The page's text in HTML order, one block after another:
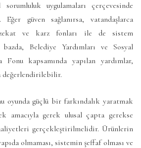
uygulamaları çerçevesinde
Eğer güven sağlanırsa, vatandaşlarca
zekat ve karz fonları ile de sistem
Belediye Yardımları ve Sosyal
Fonu kapsamında yapılan yardımlar,
değerlendirilebilir.
oyunda güçlü bir farkındalık yaratmak
amacıyla gerek ulusal çapta gerekse
gerçekleştirilmelidir. Ürünlerin
olmaması, sistemin şeffaf olması ve